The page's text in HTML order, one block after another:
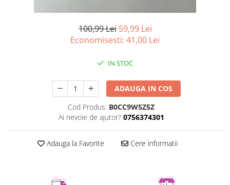
Sanitare
Scule electrice si unelte
Silicon, spume si solutii tehnice
Uscatoare rufe
Utilaje si materiale de constructii
Laptop, Tablete & Telefoane
Accesorii tablete
Telefoane Mobile & accesorii
Electrocasnice & Climatizare
100,99 Lei 59,99 Lei
Economisesti: 41,00 Lei
IN STOC
ADAUGA IN COS
Cod Produs: B0CC9W5Z5Z
Ai nevoie de ajutor? 0756374301
Adauga la Favorite Cere informatii